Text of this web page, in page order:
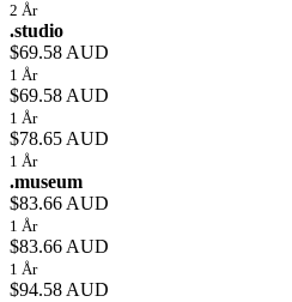
2 År
.studio
$69.58 AUD
1 År
$69.58 AUD
1 År
$78.65 AUD
1 År
.museum
$83.66 AUD
1 År
$83.66 AUD
1 År
$94.58 AUD